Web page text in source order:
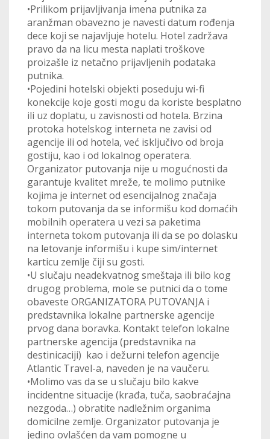
•Prilikom prijavljivanja imena putnika za
aranžman obavezno je navesti datum rođenja
dece koji se najavljuje hotelu. Hotel zadržava
pravo da na licu mesta naplati troškove
proizašle iz netačno prijavljenih podataka
putnika.
•Pojedini hotelski objekti poseduju wi-fi
konekcije koje gosti mogu da koriste besplatno
ili uz doplatu, u zavisnosti od hotela. Brzina
protoka hotelskog interneta ne zavisi od
agencije ili od hotela, već isključivo od broja
gostiju, kao i od lokalnog operatera.
Organizator putovanja nije u mogućnosti da
garantuje kvalitet mreže, te molimo putnike
kojima je internet od esencijalnog značaja
tokom putovanja da se informišu kod domaćih
mobilnih operatera u vezi sa paketima
interneta tokom putovanja ili da se po dolasku
na letovanje informišu i kupe sim/internet
karticu zemlje čiji su gosti.
•U slučaju neadekvatnog smeštaja ili bilo kog
drugog problema, mole se putnici da o tome
obaveste ORGANIZATORA PUTOVANJA i
predstavnika lokalne partnerske agencije
prvog dana boravka. Kontakt telefon lokalne
partnerske agencija (predstavnika na
destinicaciji) kao i dežurni telefon agencije
Atlantic Travel-a, naveden je na vaučeru.
•Molimo vas da se u slučaju bilo kakve
incidentne situacije (krađa, tuča, saobraćajna
nezgoda…) obratite nadležnim organima
domicilne zemlje. Organizator putovanja je
jedino ovlašćen da vam pomogne u